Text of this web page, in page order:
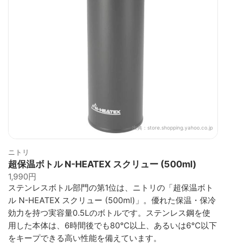
出典： store.shopping.yahoo.co.jp
ニトリ
超保温ボトル N-HEATEX スクリュー (500ml)
1,990円
ステンレスボトル部門の第1位は、ニトリの「超保温ボト
ル N-HEATEX スクリュー (500ml)」。優れた保温・保冷
効力を持つ実容量0.5Lのボトルです。ステンレス鋼を使
用した本体は、6時間後でも80℃以上、あるいは6℃以下
をキープできる高い性能を備えています。